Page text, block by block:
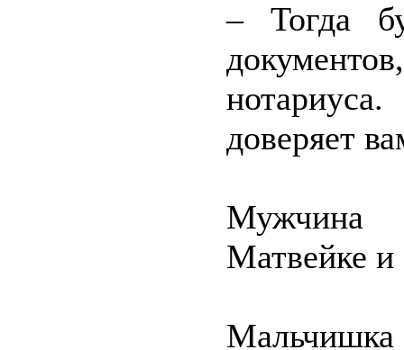
– Тогда
доверяет
Мужчина
Матвейке и
Мальчишка